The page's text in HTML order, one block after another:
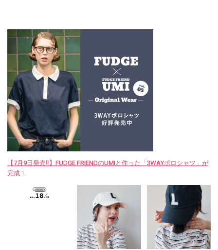
【7月9日発売‼︎】FUDGE FRIENDのUMIと作った「3WAYポロシャツ」が
完成！